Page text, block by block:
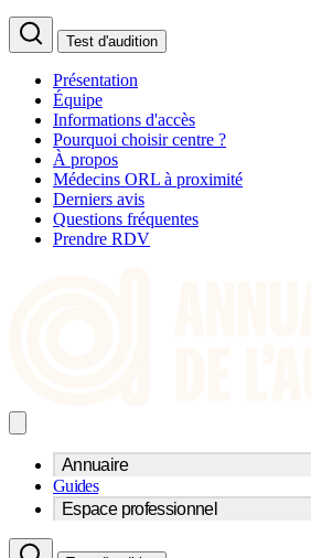
Test d'audition
Présentation
Équipe
Informations d'accès
Pourquoi choisir centre ?
À propos
Médecins ORL à proximité
Derniers avis
Questions fréquentes
Prendre RDV
Annuaire
Trouvez un professionnel de l'audition
Centre d'audioprothèse
Guides
Espace professionnel
Acteurs et services